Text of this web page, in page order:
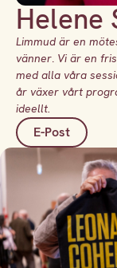
Helene
Limmud är en
vänner. Vi är en
med alla våra
år växer vårt
ideellt.
E-Post